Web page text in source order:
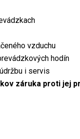
vzduchu
hodín
i servis
záruka proti jej